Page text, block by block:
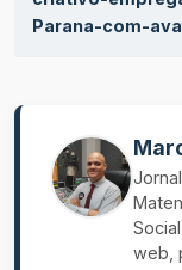
Parana-com-
web,